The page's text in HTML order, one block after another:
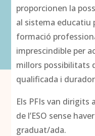
proporcionen la
al sistema educatiu
formació
imprescindible per
millors possibilitats
qualificada i
Els PFIs van dirigits
de l’ESO sense
graduat/ada.